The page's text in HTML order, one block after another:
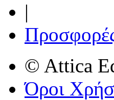
|
© Attica
Όροι